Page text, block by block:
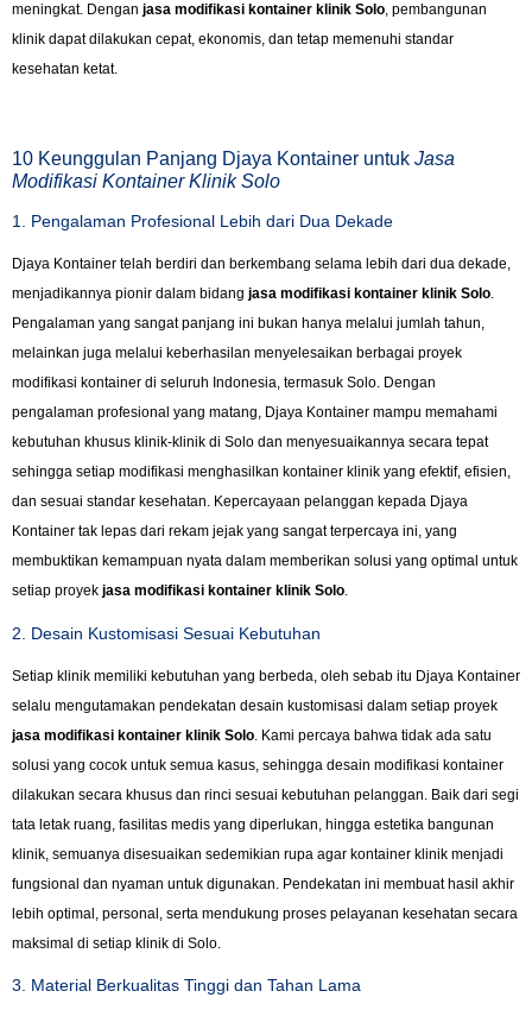
meningkat. Dengan jasa modifikasi kontainer klinik Solo , pembangunan
klinik dapat dilakukan cepat, ekonomis, dan tetap memenuhi standar
kesehatan ketat.
10 Keunggulan Panjang Djaya Kontainer untuk Jasa
Modifikasi Kontainer Klinik Solo
1. Pengalaman Profesional Lebih dari Dua Dekade
Djaya Kontainer telah berdiri dan berkembang selama lebih dari dua dekade,
menjadikannya pionir dalam bidang jasa modifikasi kontainer klinik Solo.
Pengalaman yang sangat panjang ini bukan hanya melalui jumlah tahun,
melainkan juga melalui keberhasilan menyelesaikan berbagai proyek
modifikasi kontainer di seluruh Indonesia, termasuk Solo. Dengan
pengalaman profesional yang matang, Djaya Kontainer mampu memahami
kebutuhan khusus klinik-klinik di Solo dan menyesuaikannya secara tepat
sehingga setiap modifikasi menghasilkan kontainer klinik yang efektif, efisien,
dan sesuai standar kesehatan. Kepercayaan pelanggan kepada Djaya
Kontainer tak lepas dari rekam jejak yang sangat terpercaya ini, yang
membuktikan kemampuan nyata dalam memberikan solusi yang optimal untuk
setiap proyek jasa modifikasi kontainer klinik Solo.
2. Desain Kustomisasi Sesuai Kebutuhan
Setiap klinik memiliki kebutuhan yang berbeda, oleh sebab itu Djaya Kontainer
selalu mengutamakan pendekatan desain kustomisasi dalam setiap proyek
jasa modifikasi kontainer klinik Solo. Kami percaya bahwa tidak ada satu
solusi yang cocok untuk semua kasus, sehingga desain modifikasi kontainer
dilakukan secara khusus dan rinci sesuai kebutuhan pelanggan. Baik dari segi
tata letak ruang, fasilitas medis yang diperlukan, hingga estetika bangunan
klinik, semuanya disesuaikan sedemikian rupa agar kontainer klinik menjadi
fungsional dan nyaman untuk digunakan. Pendekatan ini membuat hasil akhir
lebih optimal, personal, serta mendukung proses pelayanan kesehatan secara
maksimal di setiap klinik di Solo.
3. Material Berkualitas Tinggi dan Tahan Lama